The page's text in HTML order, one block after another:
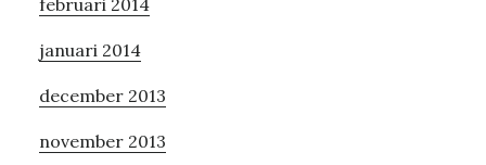
januari 2014
december 2013
november 2013